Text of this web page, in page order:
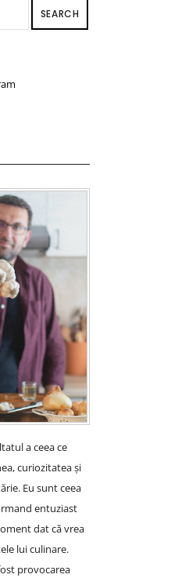
SEARCH
a ceea ce
curiozitatea și
Eu sunt ceea
entuziast
dat că vrea
lui culinare.
provocarea